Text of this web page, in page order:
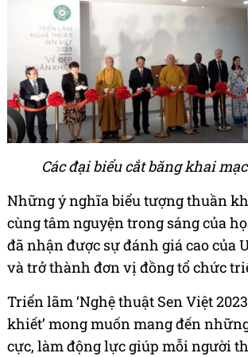
Các đại biểu cắt băng khai
Những ý nghĩa biểu tượng thuần
cùng tâm nguyện trong sáng của
đã nhận được sự đánh giá cao của
và trở thành đơn vị đồng tổ chức
Triển lãm ‘Nghệ thuật Sen Việt
khiết’ mong muốn mang đến
cực, làm động lực giúp mỗi người